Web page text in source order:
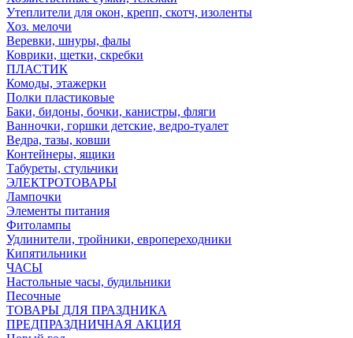
Утеплители для окон, крепп, скотч, изоленты
Хоз. мелочи
Веревки, шнуры, фалы
Коврики, щетки, скребки
ПЛАСТИК
Комоды, этажерки
Полки пластиковые
Баки, бидоны, бочки, канистры, фляги
Ванночки, горшки детские, ведро-туалет
Ведра, тазы, ковши
Контейнеры, ящики
Табуреты, стульчики
ЭЛЕКТРОТОВАРЫ
Лампочки
Элементы питания
Фитолампы
Удлинители, тройники, европереходники
Кипятильники
ЧАСЫ
Настольные часы, будильники
Песочные
ТОВАРЫ ДЛЯ ПРАЗДНИКА
ПРЕДПРАЗДНИЧНАЯ АКЦИЯ